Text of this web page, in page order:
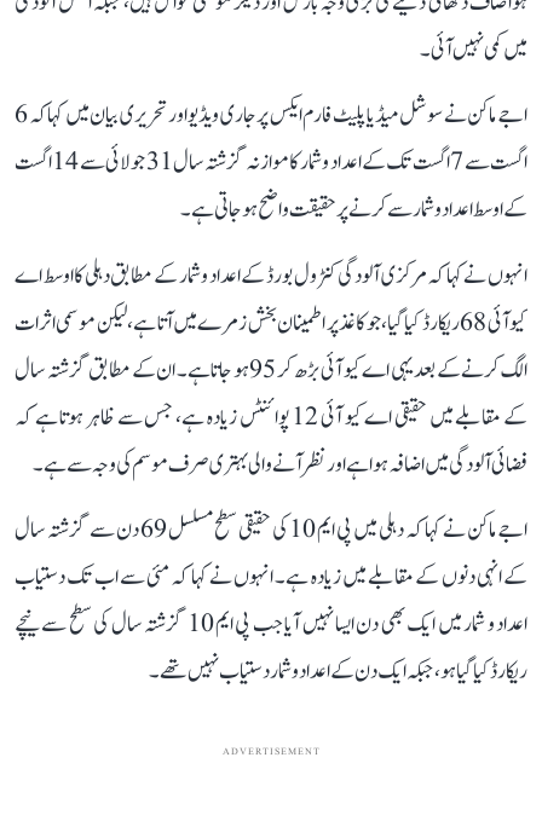
میں کمی نہیں آئی۔
اجے ماکن نے سوشل میڈیا پلیٹ فارم ایکس پر جاری ویڈیو اور تحریری بیان میں کہا کہ 6
اگست سے 7 اگست تک کے اعداد و شمار کا موازنہ گزشتہ سال 31 جولائی سے 14 اگست
کے اوسط اعداد و شمار سے کرنے پر حقیقت واضح ہو جاتی ہے۔
انہوں نے کہا کہ مرکزی آلودگی کنٹرول بورڈ کے اعداد و شمار کے مطابق دہلی کا اوسط اے
کیو آئی 68 ریکارڈ کیا گیا، جو کاغذ پر اطمینان بخش زمرے میں آتا ہے، لیکن موسمی اثرات
الگ کرنے کے بعد یہی اے کیو آئی بڑھ کر 95 ہو جاتا ہے۔ ان کے مطابق گزشتہ سال
کے مقابلے میں حقیقی اے کیو آئی 12 پوائنٹس زیادہ ہے، جس سے ظاہر ہوتا ہے کہ
فضائی آلودگی میں اضافہ ہوا ہے اور نظر آنے والی بہتری صرف موسم کی وجہ سے ہے۔
اجے ماکن نے کہا کہ دہلی میں پی ایم 10 کی حقیقی سطح مسلسل 69 دن سے گزشتہ سال
کے انہی دنوں کے مقابلے میں زیادہ ہے۔ انہوں نے کہا کہ مئی سے اب تک دستیاب
اعداد و شمار میں ایک بھی دن ایسا نہیں آیا جب پی ایم 10 گزشتہ سال کی سطح سے نیچے
ریکارڈ کیا گیا ہو، جبکہ ایک دن کے اعداد و شمار دستیاب نہیں تھے۔
ADVERTISEMENT